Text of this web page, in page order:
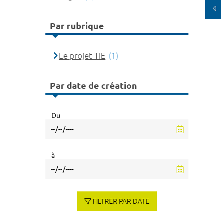
Par rubrique
Le projet TIE (1)
Par date de création
Du
à
FILTRER PAR DATE